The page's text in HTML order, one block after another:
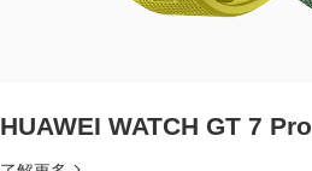
HUAWEI WATCH GT 7 Pro